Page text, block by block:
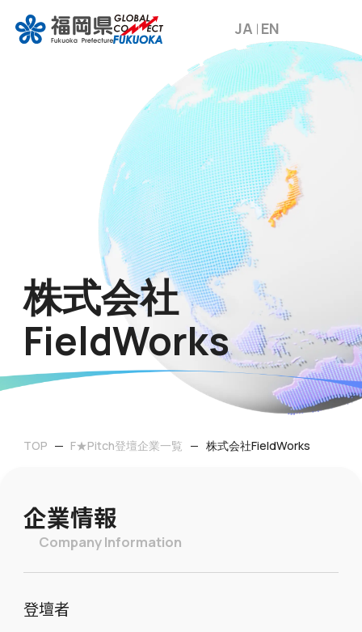
JA EN
株式会社
FieldWorks
TOP F★Pitch登壇企業一覧 株式会社FieldWorks
企業情報
Company Information
登壇者